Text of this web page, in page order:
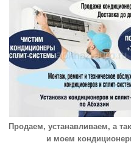
Продаем, устанавливаем, а
и моем